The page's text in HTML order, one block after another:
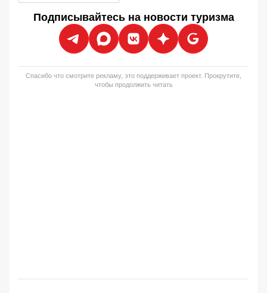
Подписывайтесь на новости туризма
Спасибо что смотрите рекламу, это поддерживает проект. Прокрутите,
чтобы продолжить читать